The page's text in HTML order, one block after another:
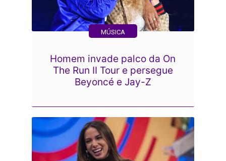
MÚSICA
Homem invade palco da On
The Run II Tour e persegue
Beyoncé e Jay-Z